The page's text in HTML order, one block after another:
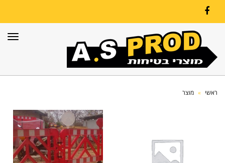
Facebook
ראשי » מוצר